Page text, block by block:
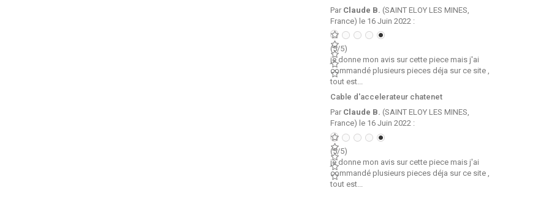
Par Claude B. (SAINT ELOY LES MINES,
France) le 16 Juin 2022 :
(5/5)
je donne mon avis sur cette piece mais j'ai
commandé plusieurs pieces déja sur ce site ,
tout est...
Cable d'accelerateur chatenet
Par Claude B. (SAINT ELOY LES MINES,
France) le 16 Juin 2022 :
(5/5)
je donne mon avis sur cette piece mais j'ai
commandé plusieurs pieces déja sur ce site ,
tout est...